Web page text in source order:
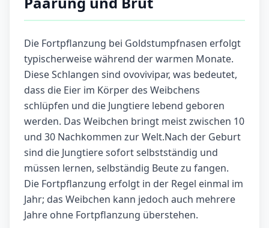
Die Fortpflanzung bei Goldstumpfnasen erfolgt
typischerweise während der warmen Monate.
Diese Schlangen sind ovovivipar, was bedeutet,
dass die Eier im Körper des Weibchens
schlüpfen und die Jungtiere lebend geboren
werden. Das Weibchen bringt meist zwischen 10
und 30 Nachkommen zur Welt.Nach der Geburt
sind die Jungtiere sofort selbstständig und
müssen lernen, selbständig Beute zu fangen.
Die Fortpflanzung erfolgt in der Regel einmal im
Jahr; das Weibchen kann jedoch auch mehrere
Jahre ohne Fortpflanzung überstehen.